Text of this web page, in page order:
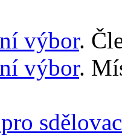
výbor.
výbor.